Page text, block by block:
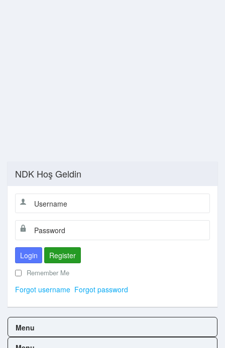
NDK Hoş Geldin
Login Register
Remember Me
Forgot username Forgot password
Menu